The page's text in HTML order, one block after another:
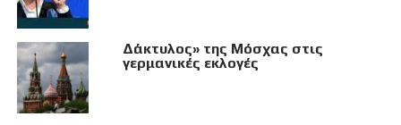
Δάκτυλος» της Μόσχας στις
γερμανικές εκλογές